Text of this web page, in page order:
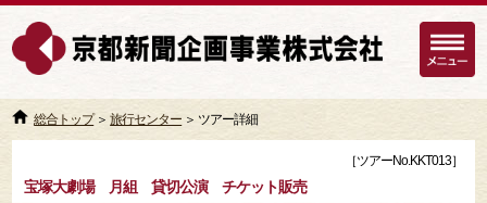
総合トップ＞旅行センター ＞ ツアー詳細
［ツアーNo.KKT013］
宝塚大劇場 月組 貸切公演 チケット販売